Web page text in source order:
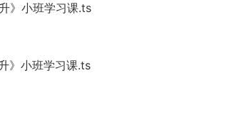
》小班学习课.ts
》小班学习课.ts